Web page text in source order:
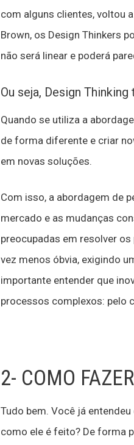
com alguns clientes, voltou
Brown, os Design Thinkers
não será linear e poderá
Ou seja, Design
Quando se utiliza a
de forma diferente e criar
em novas soluções.
Com isso, a abordagem de
mercado e as mudanças
preocupadas em resolver
vez menos óbvia, exigindo
importante entender que
processos complexos: pelo
2- COMO
Tudo bem. Você já
como ele é feito? De forma